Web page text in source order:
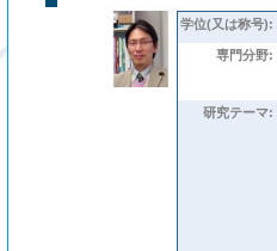
学位(又は称号):
専門分野:
研究テーマ: